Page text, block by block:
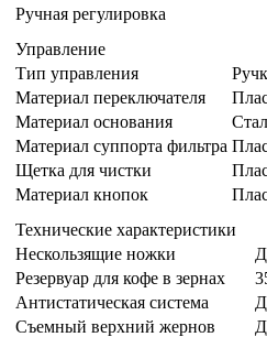
Ручная регулировка
Управление
Тип управления
Материал переключателя
Материал основания
Материал суппорта фильтра
Щетка для чистки
Материал кнопок
Технические характеристики
Нескользящие ножки
Резервуар для кофе в зернах
Антистатическая система
Съемный верхний жернов